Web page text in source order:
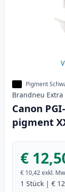
Pigment
Brandneu
Canon
pigment
€
€ 10,42exkl.
1 Stück | €